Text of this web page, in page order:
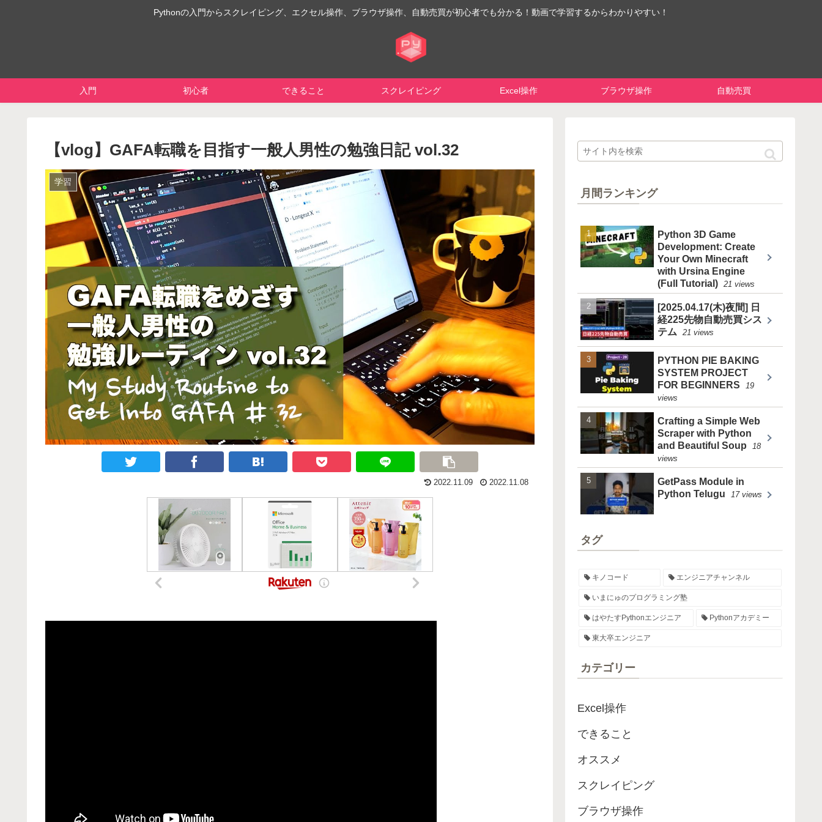
Pythonの入門からスクレイピング、エクセル操作、ブラウザ操作、自動売買が初心者でも分かる！動画で学習するからわかりやすい！
入門 初心者 できること スクレイピング Excel操作 ブラウザ操作 自動売買
【vlog】GAFA転職を目指す一般人男性の勉強日記 vol.32
学習
2022.11.09 2022.11.08
月間ランキング
Python 3D Game
Development: Create
Your Own Minecraft
with Ursina Engine
(Full Tutorial) 21 views
[2025.04.17(木)夜間] 日
経225先物自動売買シス
テム
21 views
PYTHON PIE BAKING
SYSTEM PROJECT
FOR BEGINNERS
19
views
Crafting a Simple Web
Scraper with Python
and Beautiful Soup
18
views
GetPass Module in
Python Telugu
17 views
タグ
キノコード エンジニアチャンネル
いまにゅのプログラミング塾
はやたすPythonエンジニア Pythonアカデミー
東大卒エンジニア
カテゴリー
Excel操作
できること
オススメ
スクレイピング
ブラウザ操作